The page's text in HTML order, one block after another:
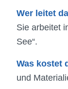
Wer leitet
Sie arbeitet
See“.
Was kostet
und